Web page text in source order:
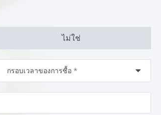
ไม่ใช่